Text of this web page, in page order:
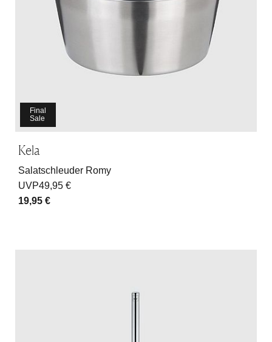
Final
Sale
Kela
Salatschleuder Romy
UVP49,95 €
19,95 €